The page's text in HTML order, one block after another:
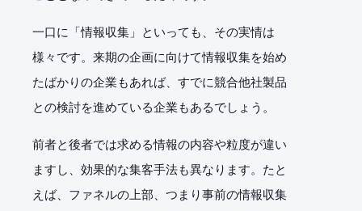
一口に「情報収集」といっても、その実情は
様々です。来期の企画に向けて情報収集を始め
たばかりの企業もあれば、すでに競合他社製品
との検討を進めている企業もあるでしょう。
前者と後者では求める情報の内容や粒度が違い
ますし、効果的な集客手法も異なります。たと
えば、ファネルの上部、つまり事前の情報収集